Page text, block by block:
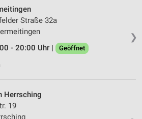
❯
Straße 32a
- 20:00 Uhr |
Geöffnet
Herrsching
19